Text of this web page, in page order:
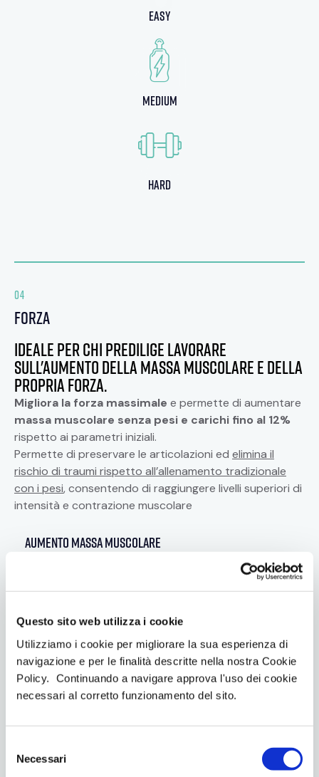
Questo sito web utilizza i cookie
Utilizziamo i cookie per migliorare la sua esperienza di
navigazione e per le finalità descritte nella nostra Cookie
Policy. Continuando a navigare approva l'uso dei cookie
necessari al corretto funzionamento del sito.
Necessari
easy
80
medium
75
hard
04
forza
Ideale per chi predilige lavorare
sull'aumento della massa muscolare e della
propria forza.
Migliora la forza massimale e permette di aumentare
massa muscolare senza pesi e carichi fino al 12%
rispetto ai parametri iniziali.
Permette di preservare le articolazioni ed elimina il
rischio di traumi rispetto all’allenamento tradizionale
con i pesi, consentendo di raggiungere livelli superiori di
intensità e contrazione muscolare
aumento massa muscolare
Livello d'intensità:​
0
easy
80